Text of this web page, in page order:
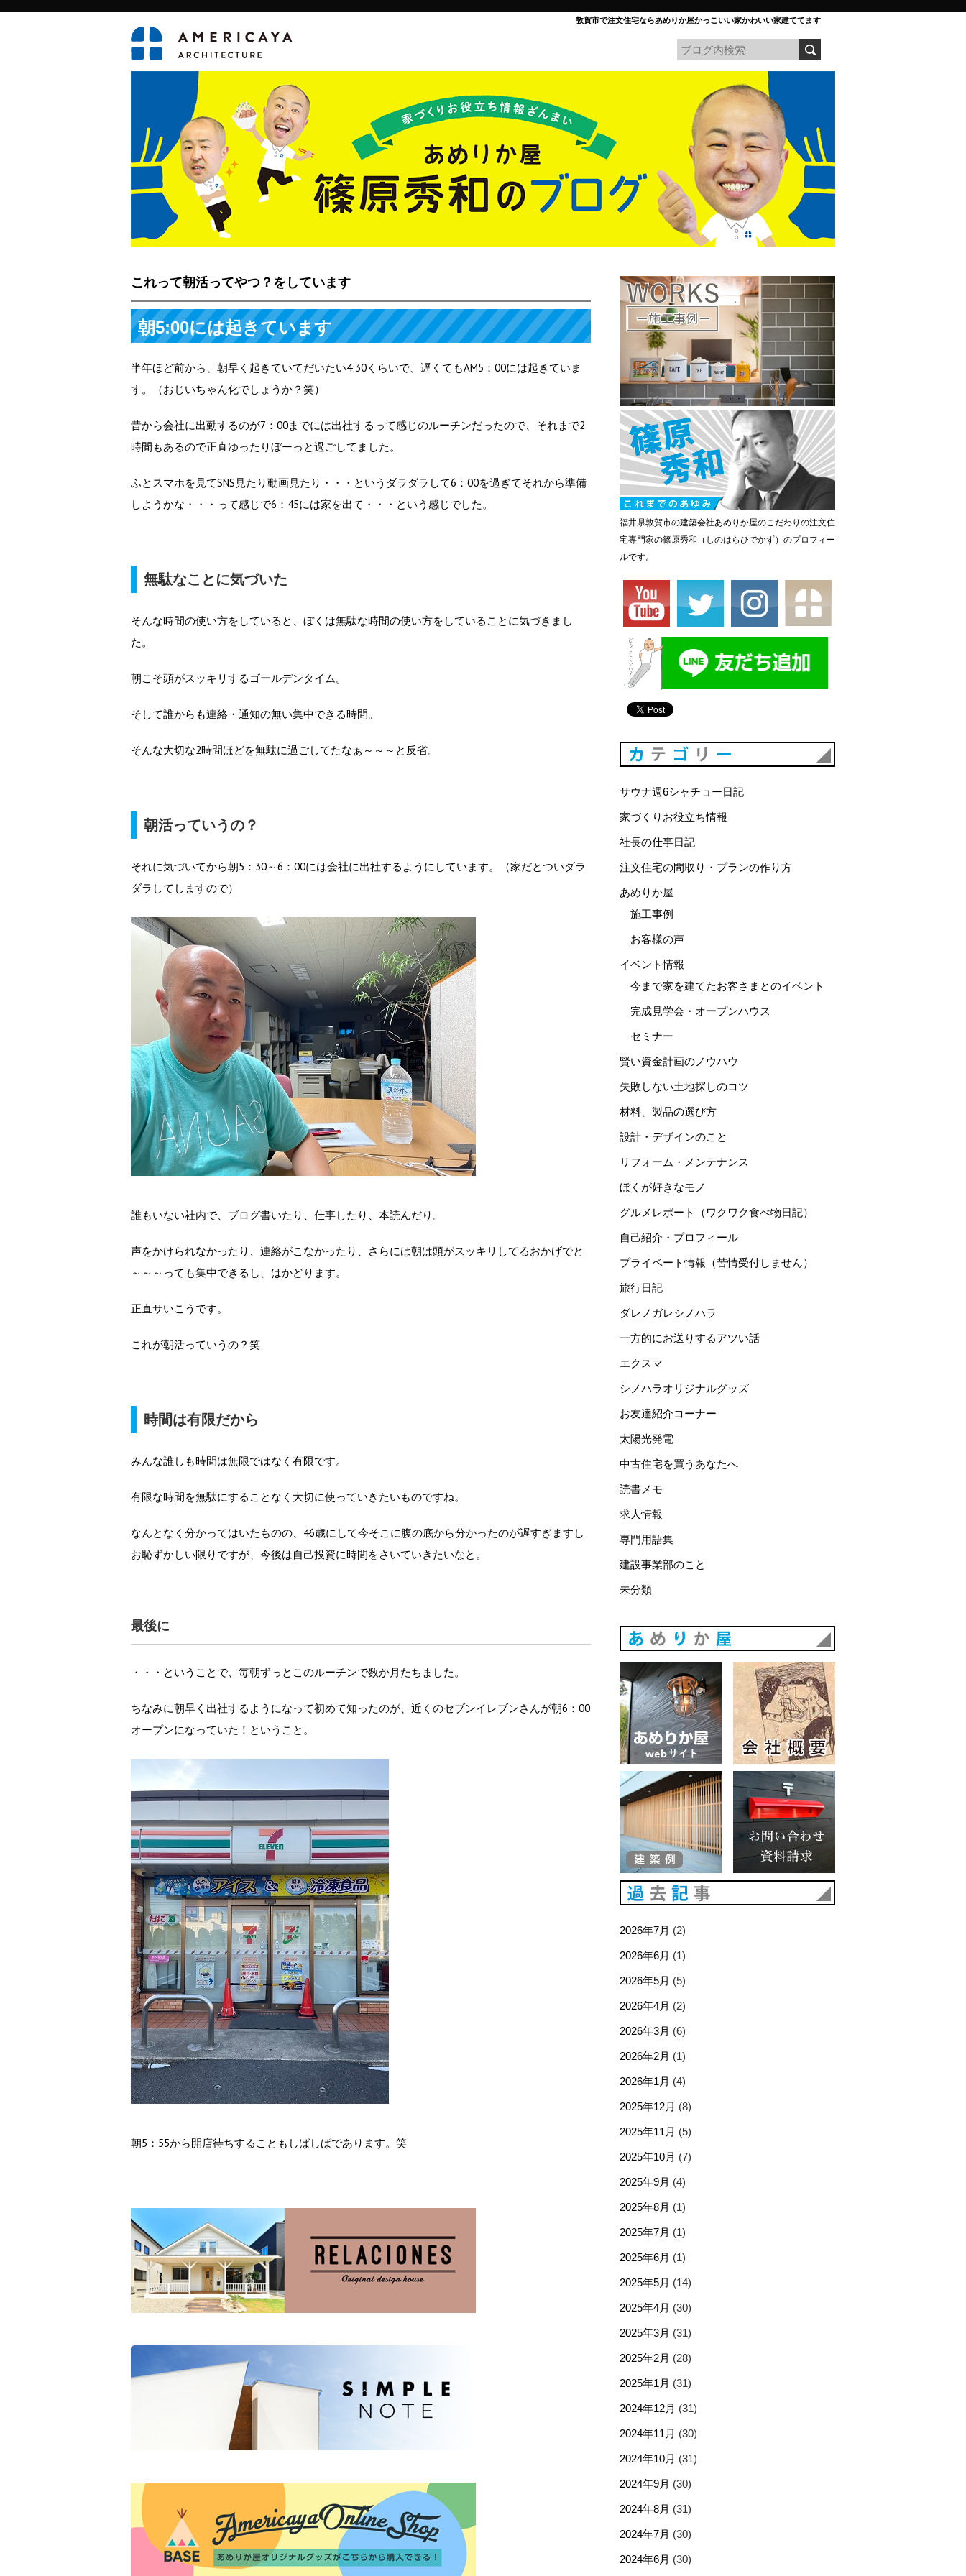
敦賀市で注文住宅ならあめりか屋かっこいい家かわいい家建ててます
これって朝活ってやつ？をしています
朝5:00には起きています
半年ほど前から、朝早く起きていてだいたい4:30くらいで、遅くてもAM5：00には起きていま
す。（おじいちゃん化でしょうか？笑）
昔から会社に出勤するのが7：00までには出社するって感じのルーチンだったので、それまで2
時間もあるので正直ゆったりぼーっと過ごしてました。
ふとスマホを見てSNS見たり動画見たり・・・というダラダラして6：00を過ぎてそれから準備
しようかな・・・って感じで6：45には家を出て・・・という感じでした。
無駄なことに気づいた
そんな時間の使い方をしていると、ぼくは無駄な時間の使い方をしていることに気づきまし
た。
朝こそ頭がスッキリするゴールデンタイム。
そして誰からも連絡・通知の無い集中できる時間。
そんな大切な2時間ほどを無駄に過ごしてたなぁ～～～と反省。
朝活っていうの？
それに気づいてから朝5：30～6：00には会社に出社するようにしています。（家だとついダラ
ダラしてしますので）
誰もいない社内で、ブログ書いたり、仕事したり、本読んだり。
声をかけられなかったり、連絡がこなかったり、さらには朝は頭がスッキリしてるおかげでと
～～～っても集中できるし、はかどります。
正直サいこうです。
これが朝活っていうの？笑
時間は有限だから
みんな誰しも時間は無限ではなく有限です。
有限な時間を無駄にすることなく大切に使っていきたいものですね。
なんとなく分かってはいたものの、46歳にして今そこに腹の底から分かったのが遅すぎますし
お恥ずかしい限りですが、今後は自己投資に時間をさいていきたいなと。
最後に
・・・ということで、毎朝ずっとこのルーチンで数か月たちました。
ちなみに朝早く出社するようになって初めて知ったのが、近くのセブンイレブンさんが朝6：00
オープンになっていた！ということ。
朝5：55から開店待ちすることもしばしばであります。笑
福井県敦賀市の建築会社あめりか屋のこだわりの注文住
宅専門家の篠原秀和（しのはらひでかず）のプロフィー
ルです。
サウナ週6シャチョー日記
家づくりお役立ち情報
社長の仕事日記
注文住宅の間取り・プランの作り方
あめりか屋
施工事例
お客様の声
イベント情報
今まで家を建てたお客さまとのイベント
完成見学会・オープンハウス
セミナー
賢い資金計画のノウハウ
失敗しない土地探しのコツ
材料、製品の選び方
設計・デザインのこと
リフォーム・メンテナンス
ぼくが好きなモノ
グルメレポート（ワクワク食べ物日記）
自己紹介・プロフィール
プライベート情報（苦情受付しません）
旅行日記
ダレノガレシノハラ
一方的にお送りするアツい話
エクスマ
シノハラオリジナルグッズ
お友達紹介コーナー
太陽光発電
中古住宅を買うあなたへ
読書メモ
求人情報
専門用語集
建設事業部のこと
未分類
あめりか屋WEBサイト
2026年7月 (2)
2026年6月 (1)
2026年5月 (5)
2026年4月 (2)
2026年3月 (6)
2026年2月 (1)
2026年1月 (4)
2025年12月 (8)
2025年11月 (5)
2025年10月 (7)
2025年9月 (4)
2025年8月 (1)
2025年7月 (1)
2025年6月 (1)
2025年5月 (14)
2025年4月 (30)
2025年3月 (31)
2025年2月 (28)
2025年1月 (31)
2024年12月 (31)
2024年11月 (30)
2024年10月 (31)
2024年9月 (30)
2024年8月 (31)
2024年7月 (30)
2024年6月 (30)